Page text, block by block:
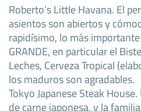
Roberto’s Little Havana. El
asientos son abiertos y
rapidísimo, lo más
GRANDE, en particular el
Leches, Cerveza Tropical
los maduros son agradables.
Tokyo Japanese Steak
de carne japonesa, y la